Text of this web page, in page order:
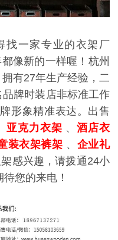
找一家专业的衣架厂
像新的一样喔！ 杭州
有27年生产经验，二
牌时装店非标准工作
形象精准表达。出售
亚克力衣架 、酒店衣
装衣架裤架 、 企业礼
感兴趣，请拨通24小
您的来电！